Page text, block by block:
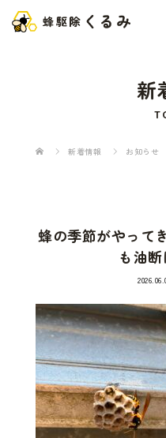
新
新着情報 お知らせ
蜂の季節がやっ
も油